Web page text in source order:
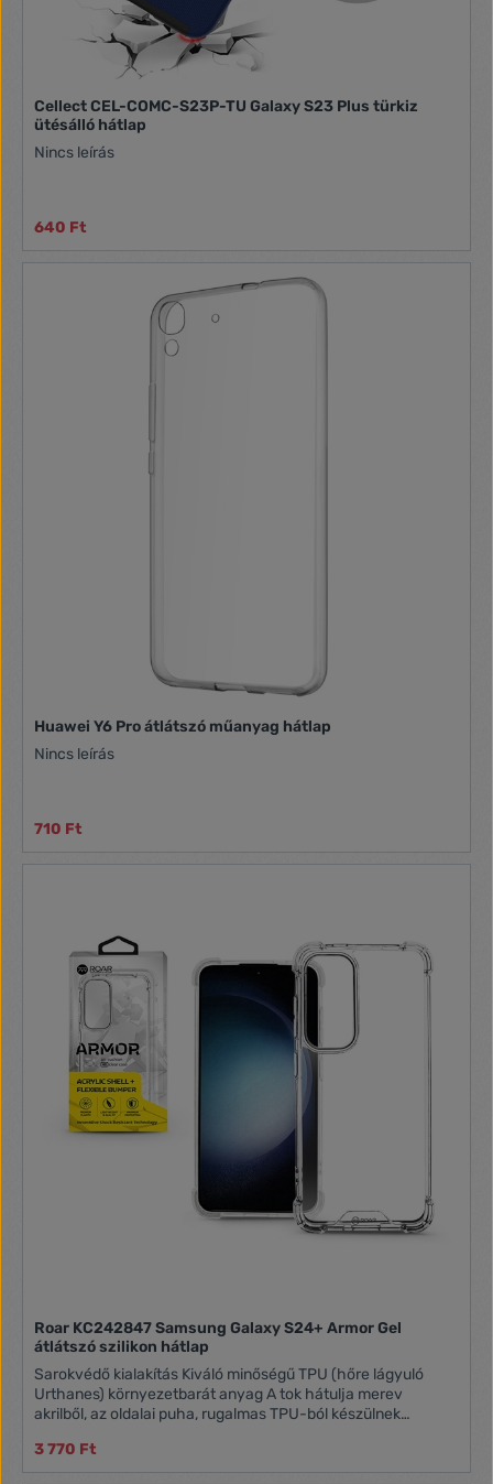
Cellect CEL-COMC-S23P-TU Galaxy S23 Plus türkiz
ütésálló hátlap
Nincs leírás
640 Ft
Huawei Y6 Pro átlátszó műanyag hátlap
Nincs leírás
710 Ft
Roar KC242847 Samsung Galaxy S24+ Armor Gel
átlátszó szilikon hátlap
Sarokvédő kialakítás Kiváló minőségű TPU (hőre lágyuló
Urthanes) környezetbarát anyag A tok hátulja merev
akrilből, az oldalai puha, rugalmas TPU-ból készülnek
az összes gombhoz és csatlakozóhoz
3 770 Ft